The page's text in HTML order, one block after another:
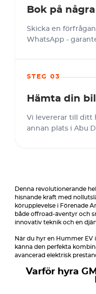
Bok på
Skicka en
WhatsApp -
STEG 03
Hämta din bil
Vi levererar till ditt
annan plats i Abu
Denna revolutionerande
hisnande kraft med
körupplevelse i Förenade
både offroad-äventyr och
innovativ teknik och en
När du hyr en Hummer EV
känna den perfekta
avancerad elektrisk
Varför hyra